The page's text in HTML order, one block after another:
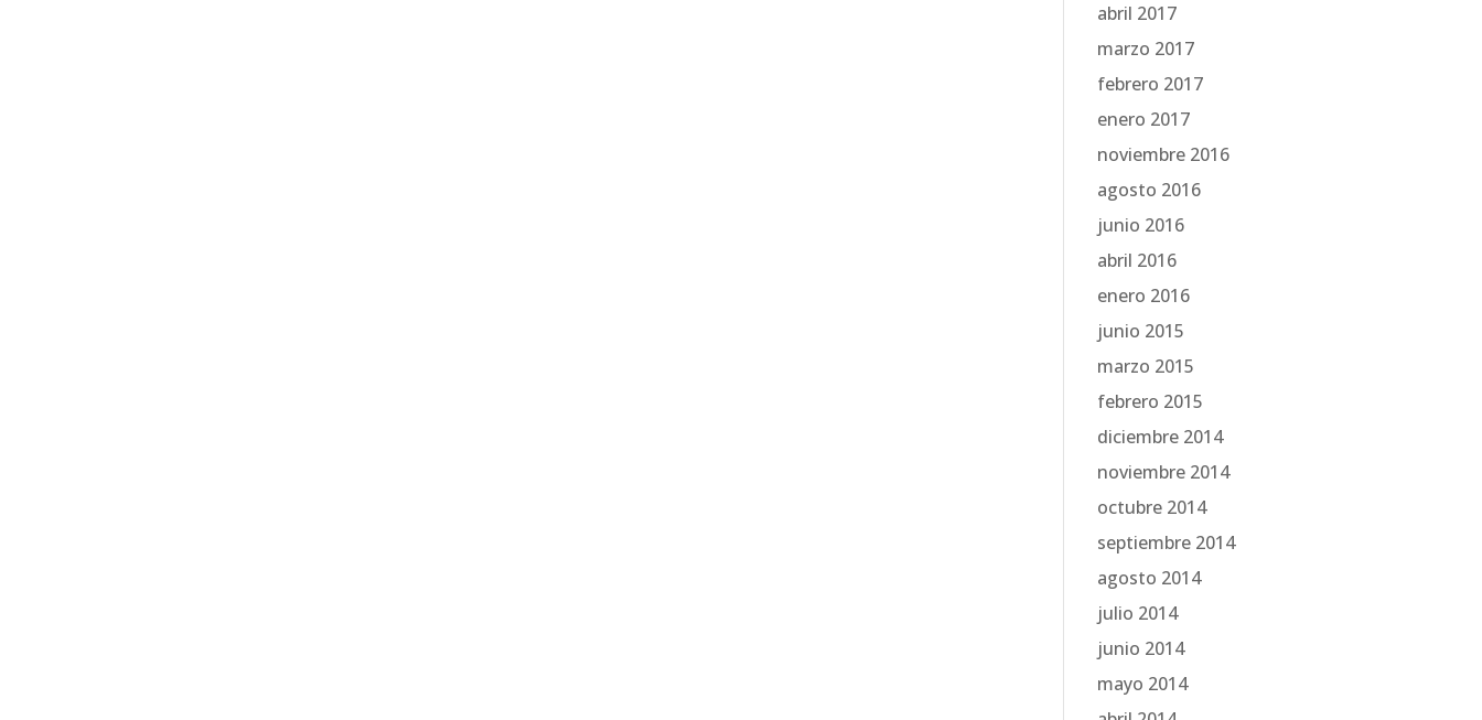
abril 2017
marzo 2017
febrero 2017
enero 2017
noviembre 2016
agosto 2016
junio 2016
abril 2016
enero 2016
junio 2015
marzo 2015
febrero 2015
diciembre 2014
noviembre 2014
octubre 2014
septiembre 2014
agosto 2014
julio 2014
junio 2014
mayo 2014